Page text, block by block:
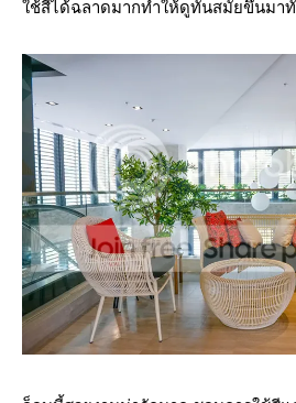
ช้สีได้ฉลาดมากทำให้ดูทันสมัยขึ้นมา